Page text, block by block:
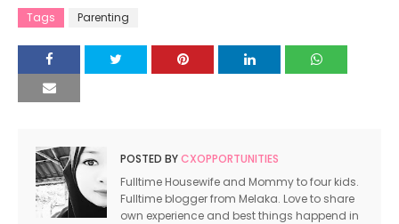
Tags Parenting
POSTED BYCXOPPORTUNITIES
Fulltime Housewife and Mommy to four kids.
Fulltime blogger from Melaka. Love to share
own experience and best things happend in